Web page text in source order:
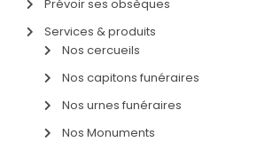
Rapatriement
Services aux familles
Prévoir ses obsèques
Services & produits
Nos cercueils
Nos capitons funéraires
Nos urnes funéraires
Nos Monuments